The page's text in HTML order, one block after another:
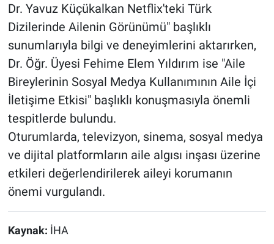
Dr. Yavuz Küçükalkan Netflix'teki Türk
Dizilerinde Ailenin Görünümü" başlıklı
sunumlarıyla bilgi ve deneyimlerini aktarırken,
Dr. Öğr. Üyesi Fehime Elem Yıldırım ise "Aile
Bireylerinin Sosyal Medya Kullanımının Aile İçi
İletişime Etkisi" başlıklı konuşmasıyla önemli
tespitlerde bulundu.
Oturumlarda, televizyon, sinema, sosyal medya
ve dijital platformların aile algısı inşası üzerine
etkileri değerlendirilerek aileyi korumanın
önemi vurgulandı.
Kaynak: İHA